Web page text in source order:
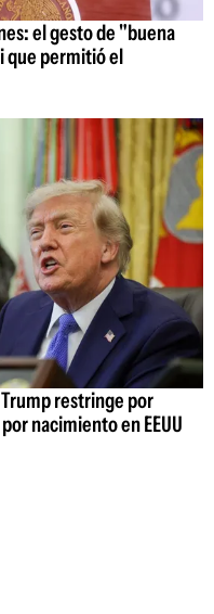
el gesto de "buena
que permitió el
restringe por
nacimiento en EEUU